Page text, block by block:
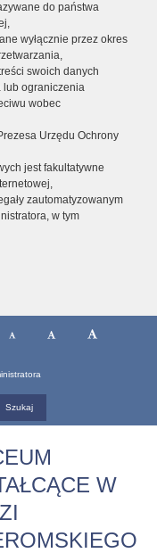
do państwa
wyłącznie przez okres
swoich danych
lub ograniczenia
wobec
Urzędu Ochrony
jest fakultatywne
zautomatyzowanym
w tym
W